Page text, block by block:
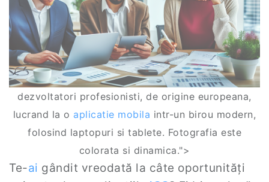
dezvoltatori profesionisti, de origine europeana,
lucrand la o aplicatie mobila intr-un birou modern,
folosind laptopuri si tablete. Fotografia este
colorata si dinamica.">
Te-ai gândit vreodată la câte oportunități